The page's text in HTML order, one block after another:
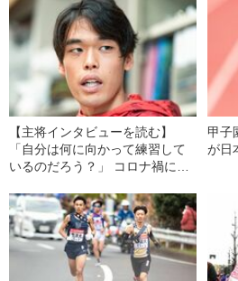
【主将インタビューを読む】
「自分は何に向かって練習して
いるのだろう？」 コロナ禍に翻
えたこと
甲子
が日